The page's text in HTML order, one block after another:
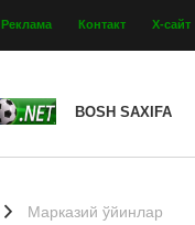
Реклама Контакт Х-сайт
BOSH SAXIFA
Марказий ўйинлар